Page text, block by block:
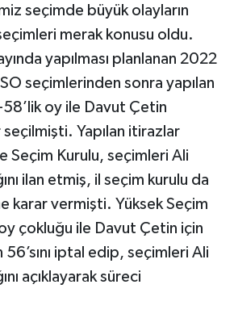
seçimde büyük olayların
merak konusu oldu.
yapılması planlanan 2022
seçimlerinden sonra yapılan
oy ile Davut Çetin
seçilmişti. Yapılan itirazlar
Seçim Kurulu, seçimleri Ali
ilan etmiş, il seçim kurulu da
karar vermişti. Yüksek Seçim
çokluğu ile Davut Çetin için
56’sını iptal edip, seçimleri Ali
açıklayarak süreci